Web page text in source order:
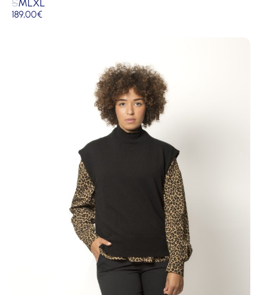
SMLXL
189,00€